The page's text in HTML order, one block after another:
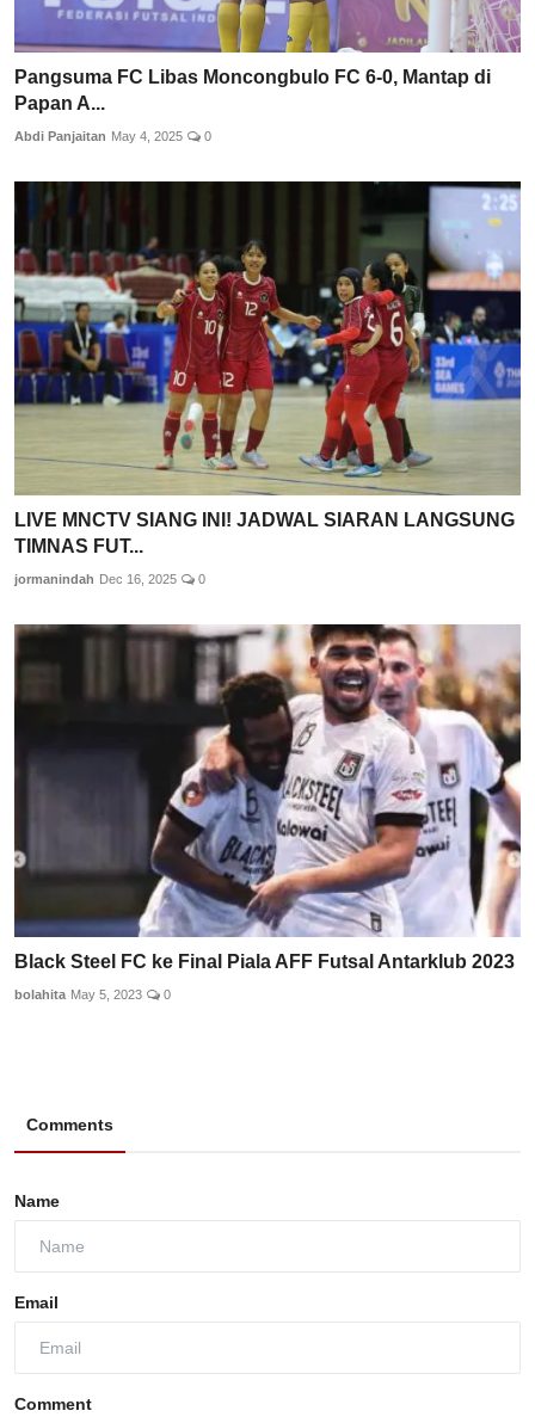
Pangsuma FC Libas Moncongbulo FC 6-0, Mantap di
Papan A...
Abdi Panjaitan May 4, 2025 0
LIVE MNCTV SIANG INI! JADWAL SIARAN LANGSUNG
TIMNAS FUT...
jormanindah Dec 16, 2025 0
Black Steel FC ke Final Piala AFF Futsal Antarklub 2023
bolahita May 5, 2023 0
Comments
Name
Email
Comment